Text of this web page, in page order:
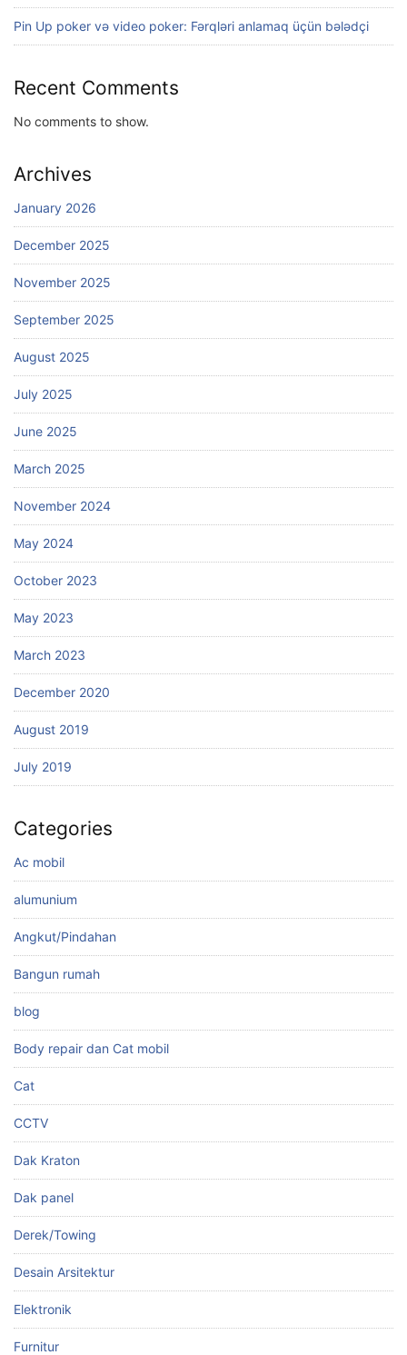
Pin Up poker və video poker: Fərqləri anlamaq üçün bələdçi
Recent Comments
No comments to show.
Archives
January 2026
December 2025
November 2025
September 2025
August 2025
July 2025
June 2025
March 2025
November 2024
May 2024
October 2023
May 2023
March 2023
December 2020
August 2019
July 2019
Categories
Ac mobil
alumunium
Angkut/Pindahan
Bangun rumah
blog
Body repair dan Cat mobil
Cat
CCTV
Dak Kraton
Dak panel
Derek/Towing
Desain Arsitektur
Elektronik
Furnitur